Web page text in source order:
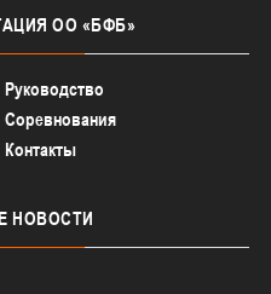
ОО «БФБ»
Руководство
Соревнования
Контакты
НОВОСТИ